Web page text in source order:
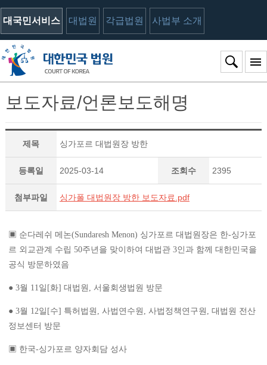
대국민서비스 대법원 각급법원 사법부 소개
보도자료/언론보도해명
제목 싱가포르 대법원장 방한
등록일 2025-03-14 조회수 2395
첨부파일 싱가폴 대법원장 방한 보도자료.pdf
▣ 순다레쉬 메논(Sundaresh Menon) 싱가포르 대법원장은 한-싱가포
르 외교관계 수립 50주년을 맞이하여 대법관 3인과 함께 대한민국을
공식 방문하였음
● 3월 11일[화] 대법원, 서울회생법원 방문
● 3월 12일[수] 특허법원, 사법연수원, 사법정책연구원, 대법원 전산
정보센터 방문
▣ 한국-싱가포르 양자회담 성사